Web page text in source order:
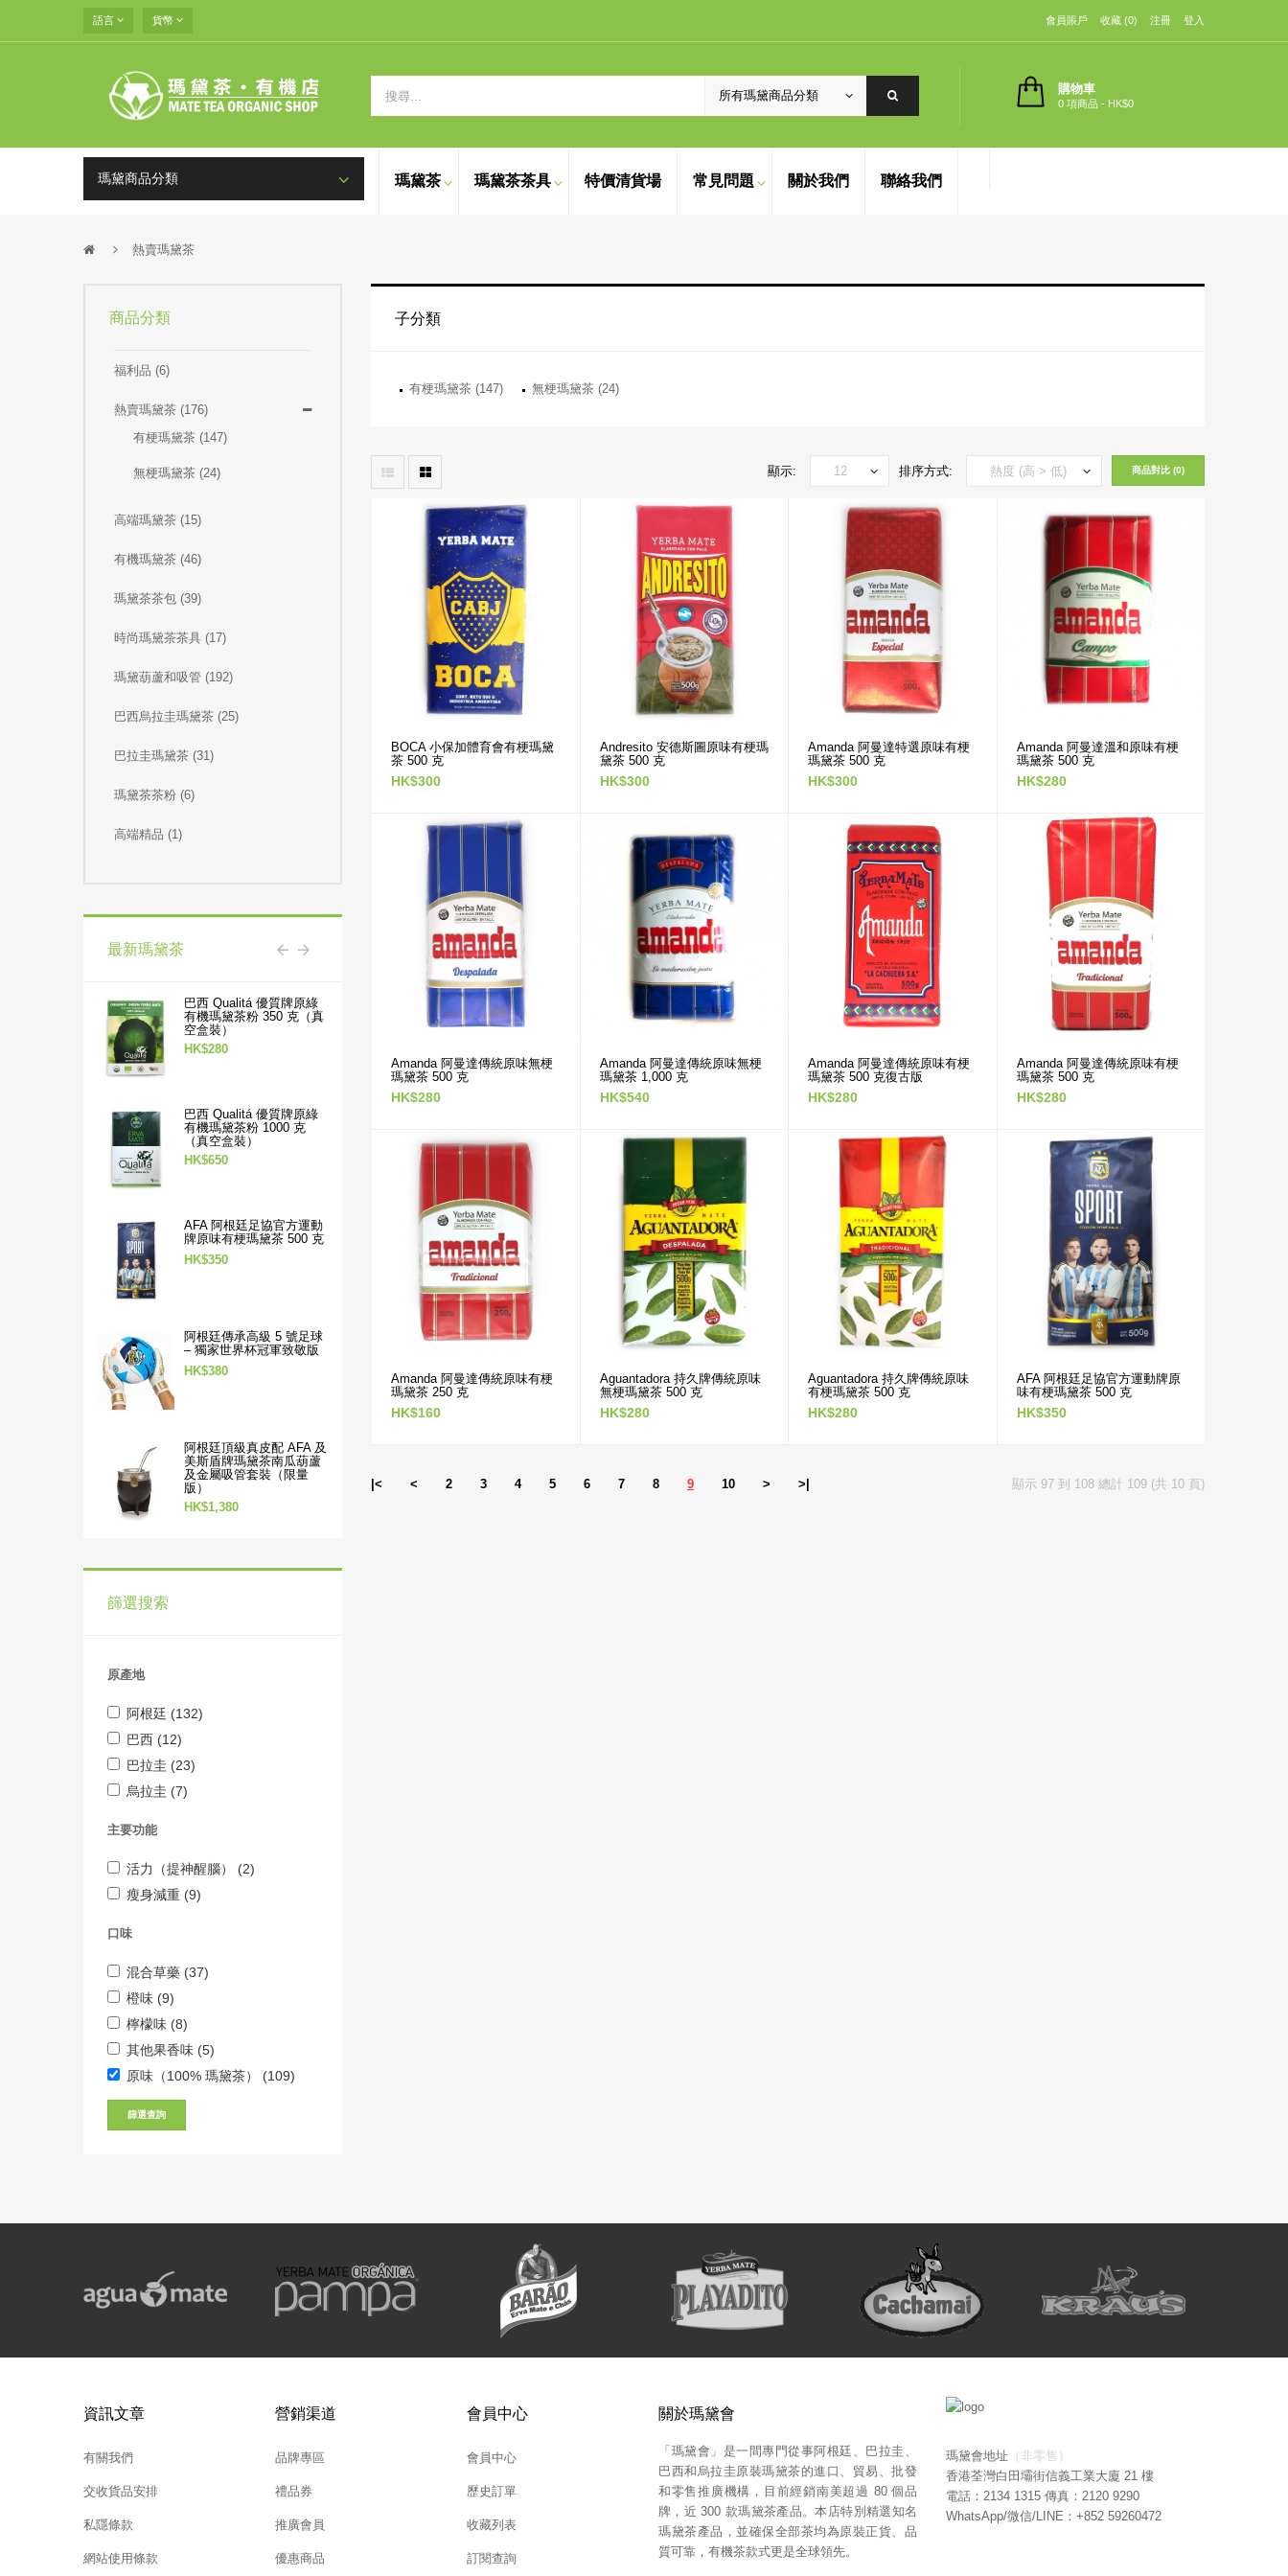
語言 貨幣 會員賬戶 收藏 (0) 注冊 登入
購物車
0 項商品 - HK$0
瑪黛商品分類 瑪黛茶 瑪黛茶茶具 特價清貨場 常見問題 關於我們 聯絡我們
熱賣瑪黛茶
商品分類
福利品 (6)
熱賣瑪黛茶 (176)
有梗瑪黛茶 (147)
無梗瑪黛茶 (24)
高端瑪黛茶 (15)
有機瑪黛茶 (46)
瑪黛茶茶包 (39)
時尚瑪黛茶茶具 (17)
瑪黛葫蘆和吸管 (192)
巴西烏拉圭瑪黛茶 (25)
巴拉圭瑪黛茶 (31)
瑪黛茶茶粉 (6)
高端精品 (1)
最新瑪黛茶
巴西 Qualitá 優質牌原綠
有機瑪黛茶粉 350 克（真
空盒裝）
HK$280
巴西 Qualitá 優質牌原綠
有機瑪黛茶粉 1000 克
（真空盒裝）
HK$650
AFA 阿根廷足協官方運動
牌原味有梗瑪黛茶 500 克
HK$350
阿根廷傳承高級 5 號足球
– 獨家世界杯冠軍致敬版
HK$380
阿根廷頂級真皮配 AFA 及
美斯盾牌瑪黛茶南瓜葫蘆
及金屬吸管套裝（限量
版）
HK$1,380
Legado 勒格度有機原味柔
順有梗瑪黛茶 500 克
HK$280
CBSe 可絲牌草本味高端
有梗瑪黛茶 500 克
HK$320
烏拉圭 Sara 薩拉牌巴西
HK$280
HK$80
Probell 普標牌混合藥草味
有梗瑪黛茶 500 克
巴西 Baturitê 巴圖里特無
糖原味有梗瑪黛茶 500 克
HK$300
Más Sabor 更味道傳統原
味有梗瑪黛茶 500 克
HK$220 HK$280
HK$280
木質瑪黛茶茶壺連金屬吸
南瓜型窄口銀色花紋框不
鏽鋼瑪黛茶黑色茶壺連金
南瓜型寬口銀色花紋框不
鏽鋼瑪黛茶黑色茶壺連金
HK$480
篩選搜索
原產地
阿根廷 (132)
巴西 (12)
巴拉圭 (23)
烏拉圭 (7)
主要功能
活力（提神醒腦） (2)
瘦身減重 (9)
口味
混合草藥 (37)
橙味 (9)
檸檬味 (8)
其他果香味 (5)
原味（100% 瑪黛茶） (109)
篩選查詢
子分類
有梗瑪黛茶 (147) 無梗瑪黛茶 (24)
商品對比 (0)
排序方式:
顯示:
BOCA 小保加體育會有梗瑪黛
茶 500 克
HK$300
Andresito 安德斯圖原味有梗瑪
黛茶 500 克
HK$300
Amanda 阿曼達特選原味有梗
瑪黛茶 500 克
HK$300
Amanda 阿曼達溫和原味有梗
瑪黛茶 500 克
HK$280
Amanda 阿曼達傳統原味無梗
瑪黛茶 500 克
HK$280
Amanda 阿曼達傳統原味無梗
瑪黛茶 1,000 克
HK$540
Amanda 阿曼達傳統原味有梗
瑪黛茶 500 克復古版
HK$280
Amanda 阿曼達傳統原味有梗
瑪黛茶 500 克
HK$280
Amanda 阿曼達傳統原味有梗
瑪黛茶 250 克
HK$160
Aguantadora 持久牌傳統原味
無梗瑪黛茶 500 克
HK$280
Aguantadora 持久牌傳統原味
有梗瑪黛茶 500 克
HK$280
AFA 阿根廷足協官方運動牌原
味有梗瑪黛茶 500 克
HK$350
|< < 2 3 4 5 6 7 8 9 10 > >| 顯示 97 到 108 總計 109 (共 10 頁)
資訊文章
有關我們
交收貨品安排
私隱條款
網站使用條款
營銷渠道
品牌專區
禮品券
推廣會員
優惠商品
會員中心
會員中心
歷史訂單
收藏列表
訂閱查詢
關於瑪黛會
「瑪黛會」是一間專門從事阿根廷、巴拉圭、
巴西和烏拉圭原裝瑪黛茶的進口、貿易、批發
和零售推廣機構，目前經銷南美超過 80 個品
牌，近 300 款瑪黛茶產品。本店特別精選知名
瑪黛茶產品，並確保全部茶均為原裝正貨、品
質可靠，有機茶款式更是全球領先。
瑪黛會地址 （非零售）
香港荃灣白田壩街信義工業大廈 21 樓
電話：2134 1315 傳真：2120 9290
WhatsApp/微信/LINE：+852 59260472